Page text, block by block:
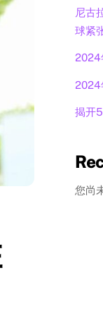
尼古
球紧
2024
2024
揭开
您尚